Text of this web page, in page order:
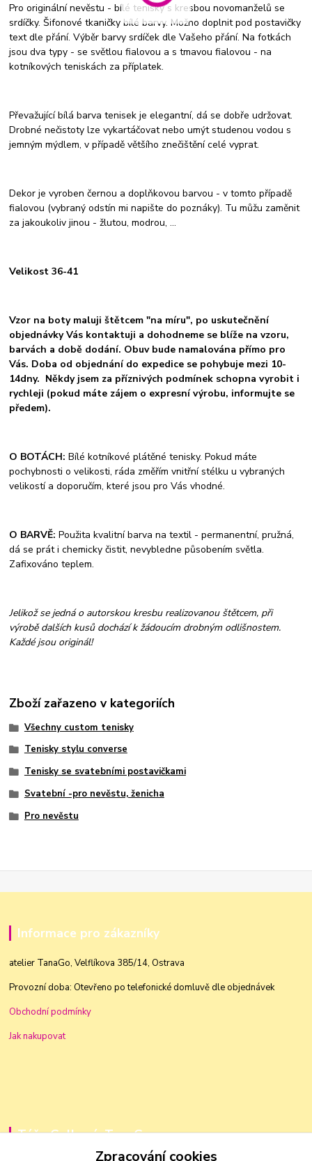
Pro originální nevěstu - bílé tenisky s kresbou novomanželů se
srdíčky. Šifonové tkaničky bílé barvy. Možno doplnit pod postavičky
text dle přání. Výběr barvy srdíček dle Vašeho přání. Na fotkách
jsou dva typy - se světlou fialovou a s tmavou fialovou - na
kotníkových teniskách za příplatek.
Převažující bílá barva tenisek je elegantní, dá se dobře udržovat.
Drobné nečistoty lze vykartáčovat nebo umýt studenou vodou s
jemným mýdlem, v případě většího znečištění celé vyprat.
Dekor je vyroben černou a doplňkovou barvou - v tomto případě
fialovou (vybraný odstín mi napište do poznáky). Tu můžu zaměnit
za jakoukoliv jinou - žlutou, modrou, ...
Velikost 36-41
Vzor na boty maluji štětcem "na míru", po uskutečnění
objednávky Vás kontaktuji a dohodneme se blíže na vzoru,
barvách a době dodání. Obuv bude namalována přímo pro
Vás. Doba od objednání do expedice se pohybuje mezi 10-
14dny. Někdy jsem za příznivých podmínek schopna vyrobit i
rychleji (pokud máte zájem o expresní výrobu, informujte se
předem).
O BOTÁCH:Bílé kotníkové plátěné tenisky. Pokud máte
pochybnosti o velikosti, ráda změřím vnitřní stélku u vybraných
velikostí a doporučím, které jsou pro Vás vhodné.
O BARVĚ: Použita kvalitní barva na textil - permanentní, pružná,
dá se prát i chemicky čistit, nevybledne působením světla.
Zafixováno teplem.
Jelikož se jedná o autorskou kresbu realizovanou štětcem, při
výrobě dalších kusů dochází k žádoucím drobným odlišnostem.
Každé jsou originál!
Zboží zařazeno v kategoriích
Všechny custom tenisky
Tenisky stylu converse
Tenisky se svatebními postavičkami
Svatební -pro nevěstu, ženicha
Pro nevěstu
Informace pro zákazníky
atelier TanaGo, Velflíkova 385/14, Ostrava
Provozní doba: Otevřeno po telefonické domluvě dle objednávek
Obchodní podmínky
Jak nakupovat
Táňa Golková, TanaGo
Zpracování cookies